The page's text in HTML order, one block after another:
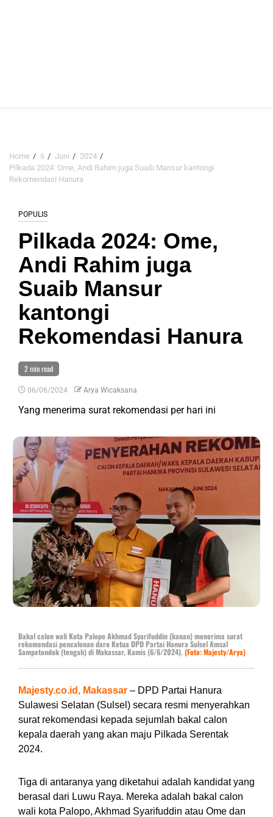
Home 6 Juni
2024
Pilkada 2024: Ome, Andi Rahim juga Suaib Mansur kantongi
Rekomendasi Hanura
POPULIS
Pilkada 2024: Ome,
Andi Rahim juga
Suaib Mansur
kantongi
Rekomendasi Hanura
2 min read
06/06/2024 Arya Wicaksana
Yang menerima surat rekomendasi per hari ini
Bakal calon wali Kota Palopo Akhmad Syarifuddin (kanan) menerima surat
rekomendasi pencalonan daro Ketua DPD Partai Hanura Sulsel Amsal
Sampetondok (tengah) di Makassar, Kamis (6/6/2024).(Foto: Majesty/Arya)
Majesty.co.id, Makassar – DPD Partai Hanura
Sulawesi Selatan (Sulsel) secara resmi menyerahkan
surat rekomendasi kepada sejumlah bakal calon
kepala daerah yang akan maju Pilkada Serentak
2024.
Tiga di antaranya yang diketahui adalah kandidat yang
berasal dari Luwu Raya. Mereka adalah bakal calon
wali kota Palopo, Akhmad Syarifuddin atau Ome dan